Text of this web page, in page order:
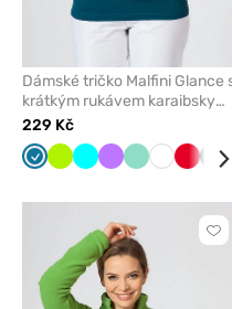
Dámské tričko Malfini Glance
krátkým rukávem karaibsky
modré
229 Kč
KaraibskyLimetková
Tyrkysová
FialováMátová
Bílá Červená